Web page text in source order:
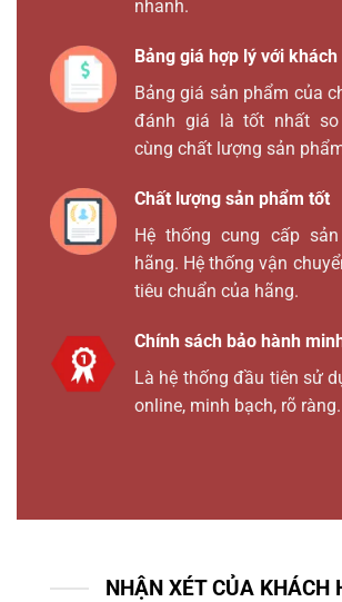
nhanh.
Bảng giá hợp lý với khách
Bảng giá sản phẩm của
đánh giá là tốt nhất
cùng chất lượng sản
Chất lượng sản phẩm tốt
Hệ thống cung cấp
hãng. Hệ thống vận
tiêu chuẩn của hãng.
Chính sách bảo hành
Là hệ thống đầu tiên sử
online, minh bạch, rõ ràng.
NHẬN XÉT CỦA KHÁCH